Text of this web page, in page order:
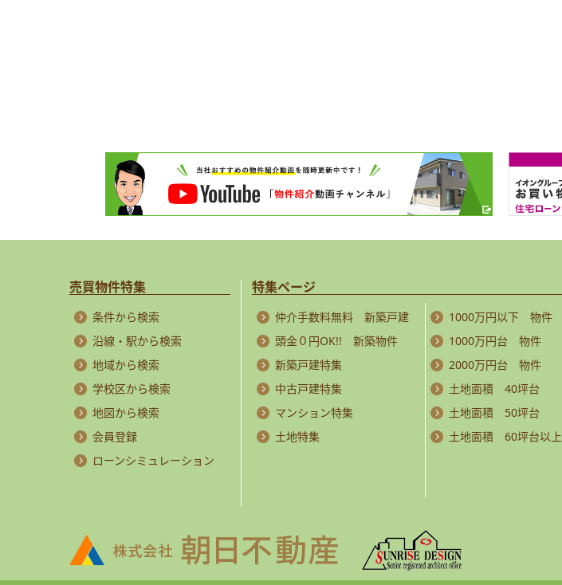
売買物件特集
条件から検索
沿線・駅から検索
地域から検索
学校区から検索
地図から検索
会員登録
ローンシミュレーション
特集ページ
仲介手数料無料 新築戸建
頭金０円OK!! 新築物件
新築戸建特集
中古戸建特集
マンション特集
土地特集
1000万円以下 物件
1000万円台 物件
2000万円台 物件
土地面積 40坪台
土地面積 50坪台
土地面積 60坪台以上